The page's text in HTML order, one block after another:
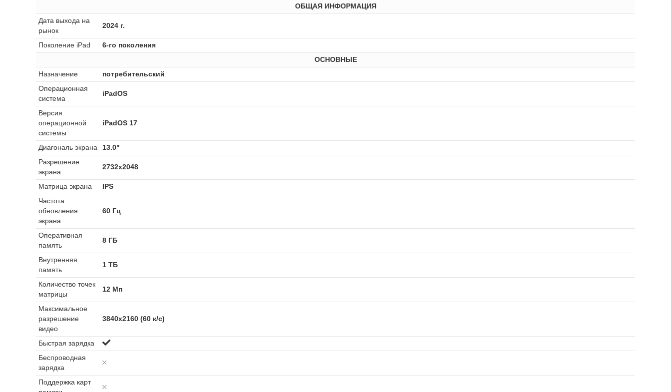
ОБЩАЯ ИНФОРМАЦИЯ
Дата выхода на
рынок
2024 г.
Поколение iPad
6-го поколения
ОСНОВНЫЕ
Назначение
потребительский
Операционная
система
iPadOS
Версия
операционной
системы
iPadOS 17
Диагональ экрана
13.0"
Разрешение
экрана
2732x2048
Матрица экрана
IPS
Частота
обновления
экрана
60 Гц
Оперативная
память
8 ГБ
Внутренняя
память
1 ТБ
Количество точек
матрицы
12 Мп
Максимальное
разрешение
видео
3840x2160 (60 к/с)
Быстрая зарядка
Беспроводная
зарядка
Поддержка карт